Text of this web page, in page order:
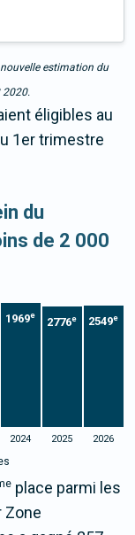
estimation du
2020.
éligibles au
1er trimestre
du
de 2 000
1969e
2776e 2549e
2024 2025 2026
place parmi les
Zone